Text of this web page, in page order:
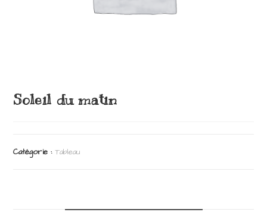
Soleil du matin
Catégorie :Tableau